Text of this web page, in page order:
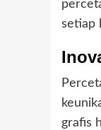
setiap
grafis